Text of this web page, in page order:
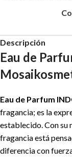
Descripción
Eau de
Eau de Parfum
fragancia; es la
establecido. Con su
fragancia está
diferencia con